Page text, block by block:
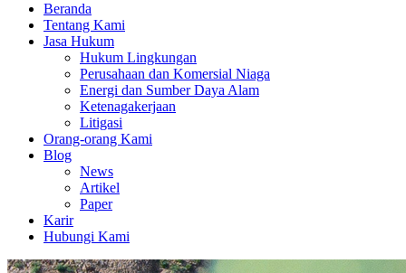
Beranda
Tentang Kami
Jasa Hukum
Hukum Lingkungan
Perusahaan dan Komersial Niaga
Energi dan Sumber Daya Alam
Ketenagakerjaan
Litigasi
Orang-orang Kami
Blog
News
Artikel
Paper
Karir
Hubungi Kami